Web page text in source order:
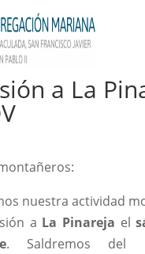
a La
nuestra actividad
a La Pinareja el
. Saldremos del